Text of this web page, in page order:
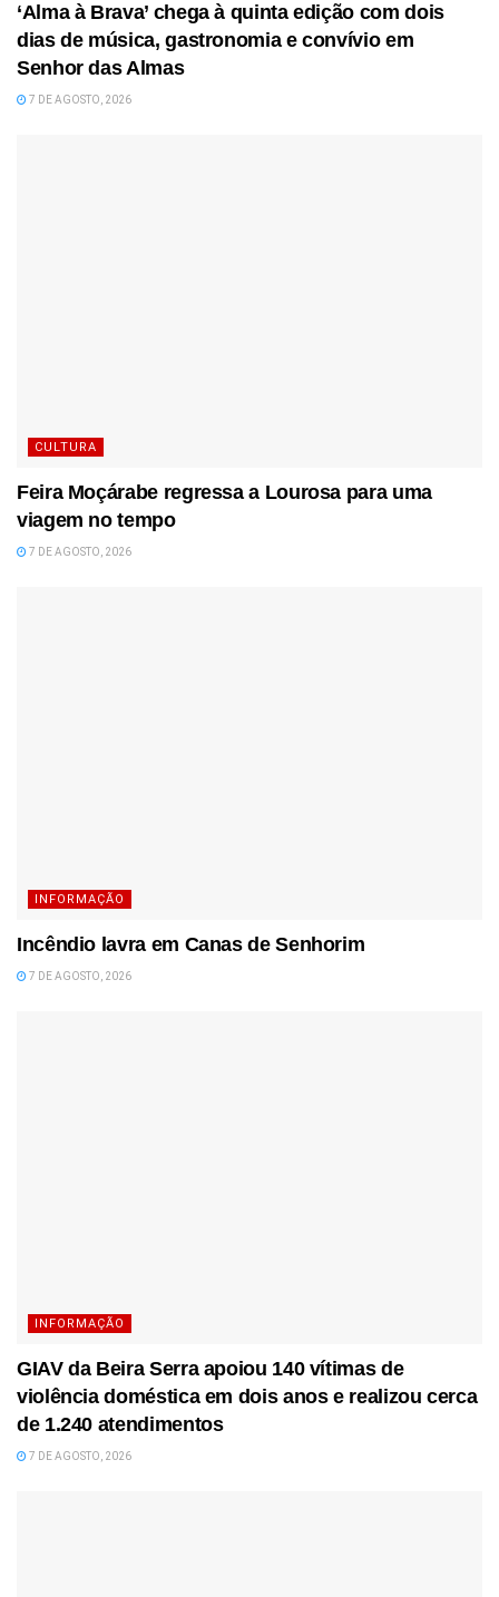
‘Alma à Brava’ chega à quinta edição com dois
dias de música, gastronomia e convívio em
Senhor das Almas
7 DE AGOSTO, 2026
CULTURA
Feira Moçárabe regressa a Lourosa para uma
viagem no tempo
7 DE AGOSTO, 2026
INFORMAÇÃO
Incêndio lavra em Canas de Senhorim
7 DE AGOSTO, 2026
INFORMAÇÃO
GIAV da Beira Serra apoiou 140 vítimas de
violência doméstica em dois anos e realizou cerca
de 1.240 atendimentos
7 DE AGOSTO, 2026